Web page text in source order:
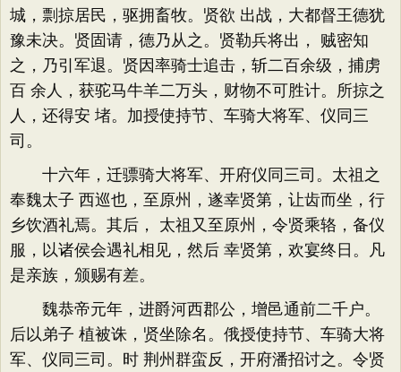
城，剽掠居民，驱拥畜牧。贤欲 出战，大都督王德犹
豫未决。贤固请，德乃从之。贤勒兵将出， 贼密知
之，乃引军退。贤因率骑士追击，斩二百余级，捕虏
百 余人，获驼马牛羊二万头，财物不可胜计。所掠之
人，还得安 堵。加授使持节、车骑大将军、仪同三
司。
十六年，迁骠骑大将军、开府仪同三司。太祖之
奉魏太子 西巡也，至原州，遂幸贤第，让齿而坐，行
乡饮酒礼焉。其后， 太祖又至原州，令贤乘辂，备仪
服，以诸侯会遇礼相见，然后 幸贤第，欢宴终日。凡
是亲族，颁赐有差。
魏恭帝元年，进爵河西郡公，增邑通前二千户。
后以弟子 植被诛，贤坐除名。俄授使持节、车骑大将
军、仪同三司。时 荆州群蛮反，开府潘招讨之。令贤